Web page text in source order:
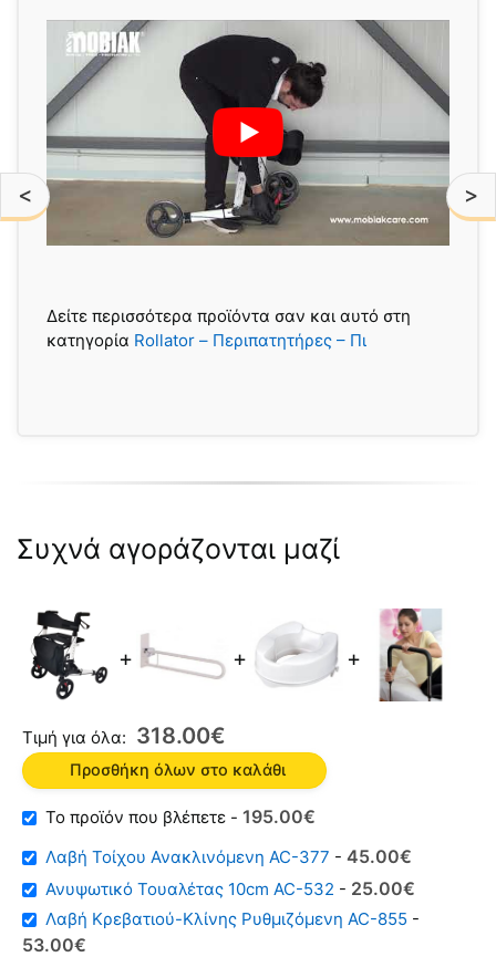
< >
Δείτε περισσότερα προϊόντα σαν και αυτό στη
κατηγορία Rollator – Περιπατητήρες – Πι
Συχνά αγοράζονται μαζί
+ + +
Τιμή για όλα: 318.00€
Προσθήκη όλων στο καλάθι
- Original
was:
250.00€.
195.00€
Η
τιμή
είναι:
195.00€.
Λαβή Τοίχου Ανακλινόμενη AC-377 - 45.00€
Ανυψωτικό Τουαλέτας 10cm AC-532 - 25.00€
Λαβή Κρεβατιού-Κλίνης Ρυθμιζόμενη AC-855 -
Original
53.00€
Η